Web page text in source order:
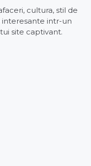
cultura, stil de
intr-un
site captivant.